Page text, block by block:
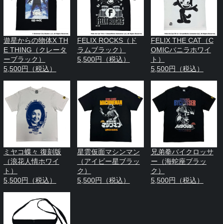
遊星からの物体X TH
E THING（クレータ
ーブラック）
5,500円（税込）
FELIX ROCKS（ド
ラムブラック）
5,500円（税込）
FELIX THE CAT（C
OMICバニラホワイ
ト）
5,500円（税込）
ミヤコ蝶々 復刻版
（浪花人情ホワイ
ト）
5,500円（税込）
星雲仮面マシンマン
（アイビー星ブラッ
ク）
5,500円（税込）
兄弟拳バイクロッサ
ー（海蛇座ブラッ
ク）
5,500円（税込）